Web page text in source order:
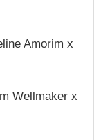
Amorim x
Wellmaker x